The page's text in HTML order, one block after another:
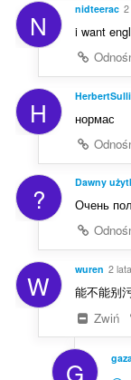
N nidteerac 2
i want
H
нормас
? Dawny
Очень
W wuren 2
能不能别
Zwiń
G